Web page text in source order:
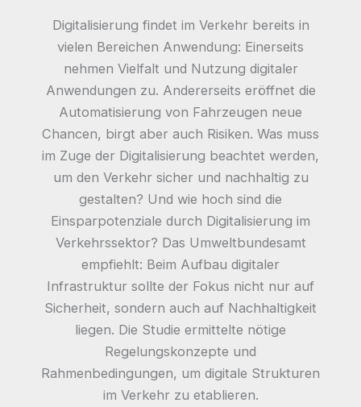
Digitalisierung findet im Verkehr bereits in
vielen Bereichen Anwendung: Einerseits
nehmen Vielfalt und Nutzung digitaler
Anwendungen zu. Andererseits eröffnet die
Automatisierung von Fahrzeugen neue
Chancen, birgt aber auch Risiken. Was muss
im Zuge der Digitalisierung beachtet werden,
um den Verkehr sicher und nachhaltig zu
gestalten? Und wie hoch sind die
Einsparpotenziale durch Digitalisierung im
Verkehrssektor? Das Umweltbundesamt
empfiehlt: Beim Aufbau digitaler
Infrastruktur sollte der Fokus nicht nur auf
Sicherheit, sondern auch auf Nachhaltigkeit
liegen. Die Studie ermittelte nötige
Regelungskonzepte und
Rahmenbedingungen, um digitale Strukturen
im Verkehr zu etablieren.